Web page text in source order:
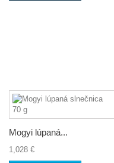
Mogyi lúpaná...
1,028 €